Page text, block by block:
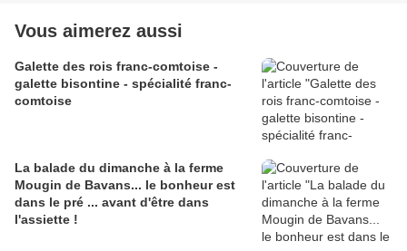
Vous aimerez aussi
Galette des rois franc-comtoise -
galette bisontine - spécialité franc-
comtoise
La balade du dimanche à la ferme
Mougin de Bavans... le bonheur est
dans le pré ... avant d'être dans
l'assiette !